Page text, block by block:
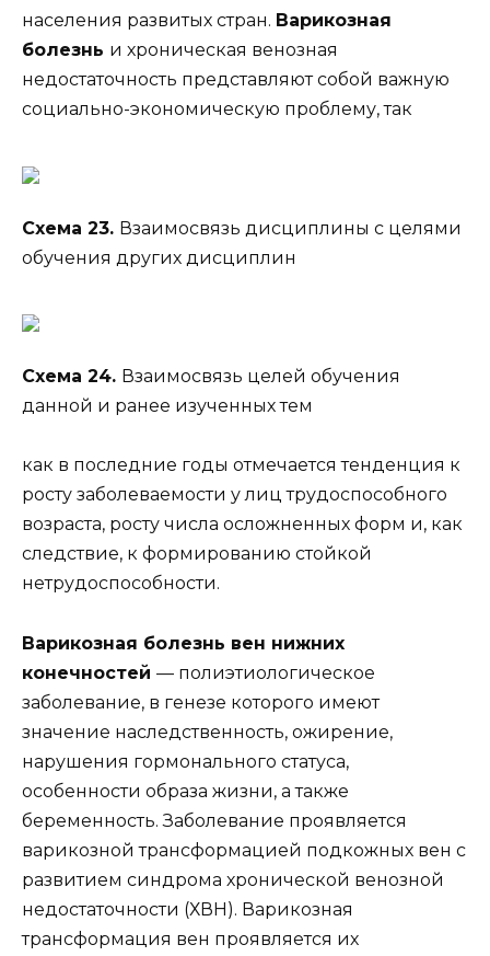
населения развитых стран. Варикозная
болезнь и хроническая венозная
недостаточность представляют собой важную
социально-экономическую проблему, так
Схема 23. Взаимосвязь дисциплины с целями
обучения других дисциплин
Схема 24. Взаимосвязь целей обучения
данной и ранее изученных тем
как в последние годы отмечается тенденция к
росту заболеваемости у лиц трудоспособного
возраста, росту числа осложненных форм и, как
следствие, к формированию стойкой
нетрудоспособности.
Варикозная болезнь вен нижних
конечностей — полиэтиологическое
заболевание, в генезе которого имеют
значение наследственность, ожирение,
нарушения гормонального статуса,
особенности образа жизни, а также
беременность. Заболевание проявляется
варикозной трансформацией подкожных вен с
развитием синдрома хронической венозной
недостаточности (ХВН). Варикозная
трансформация вен проявляется их